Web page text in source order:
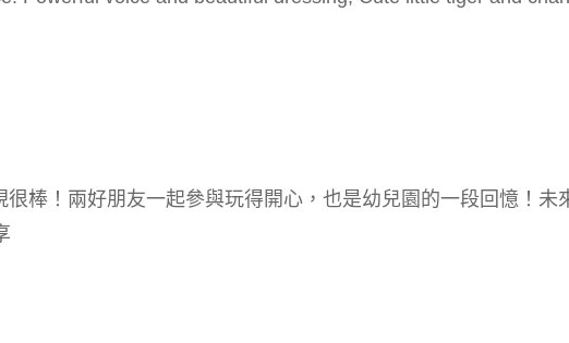
很棒！兩好朋友一起參與玩得開心，也是幼兒園的一段回憶！未